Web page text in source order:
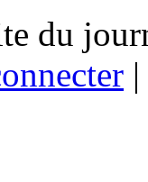
du
|